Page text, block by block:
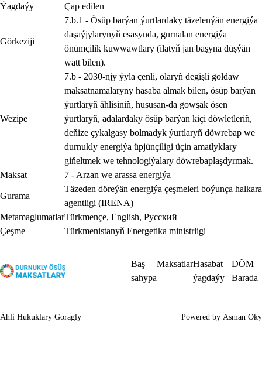
Ýagdaýy Çap edilen
Görkeziji
7.b.1 - Ösüp barýan ýurtlardaky täzelenýän energiýa
daşaýjylarynyň esasynda, gurnalan energiýa
önümçilik kuwwawtlary (ilatyň jan başyna düşýän
watt bilen).
Wezipe
7.b - 2030-njy ýyla çenli, olaryñ degişli goldaw
maksatnamalaryny hasaba almak bilen, ösüp barýan
ýurtlaryñ ählisiniñ, hususan-da gowşak ösen
ýurtlaryñ, adalardaky ösüp barýan kiçi döwletleriñ,
deňize çykalgasy bolmadyk ýurtlaryñ döwrebap we
durnukly energiýa üpjünçiligi üçin amatlyklary
giňeltmek we tehnologiýalary döwrebaplaşdyrmak.
Maksat
7 - Arzan we arassa energiýa
Gurama
Täzeden döreýän energiýa çeşmeleri boýunça halkara
agentligi (IRENA)
MetamaglumatlarTürkmençe, English, Русский
Çeşme
Türkmenistanyň Energetika ministrligi
Baş
sahypa
MaksatlarHasabat
ýagdaýy
DÖM
Barada
Ähli Hukuklary Goragly Powered by Asman Oky